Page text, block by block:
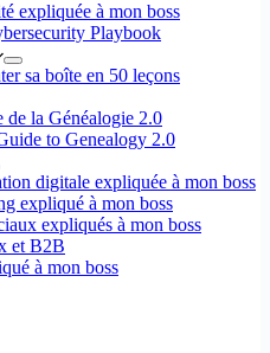
expliquée à mon boss
Playbook
sa boîte en 50 leçons
de la Généalogie 2.0
to Genealogy 2.0
digitale expliquée à mon boss
expliqué à mon boss
expliqués à mon boss
et B2B
à mon boss